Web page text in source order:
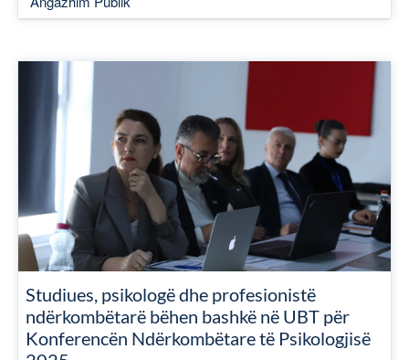
Studiues, psikologë dhe profesionistë
ndërkombëtarë bëhen bashkë në UBT për
Konferencën Ndërkombëtare të Psikologjisë